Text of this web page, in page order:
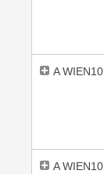
A WIEN10
A WIEN10